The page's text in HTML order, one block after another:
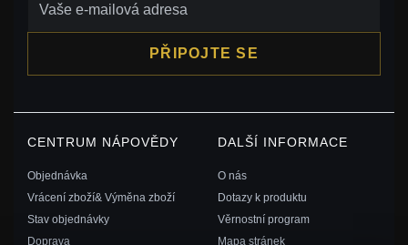
PŘIPOJTE SE
CENTRUM NÁPOVĚDY
Objednávka
Vrácení zboží& Výměna zboží
Stav objednávky
Doprava
DALŠÍ INFORMACE
O nás
Dotazy k produktu
Věrnostní program
Mapa stránek